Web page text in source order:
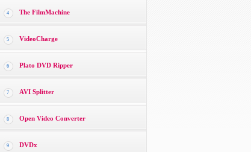
4 The FilmMachine
5 VideoCharge
6 Plato DVD Ripper
7 AVI Splitter
8 Open Video Converter
9 DVDx